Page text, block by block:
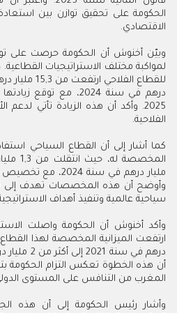
الحكومة على تحقيق توازن بين استعادة
الاقتصادي.
وبيّن أخنوش أن الحكومة حرصت على
لمواكبة مختلف الاستراتيجيات
2025. وأكد أن هذه الزيادة تأتي
الفلاحية.
كما أشار إلى أن القطاع السياحي
وأوضح أن هذه المخصصات تهدف إلى
سياحية عالمية وتنفيذ أهداف
وأكد أخنوش أن الحكومة واصلت
أن هذه الخطوة تعكس التزام الحكومة
المغرب من التنافس على المستوى
وأشار رئيس الحكومة إلى أن هذه